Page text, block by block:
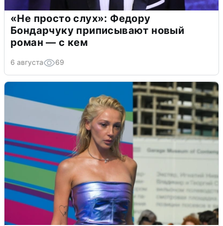
«Не просто слух»: Федору
Бондарчуку приписывают новый
роман — с кем
6 августа 69